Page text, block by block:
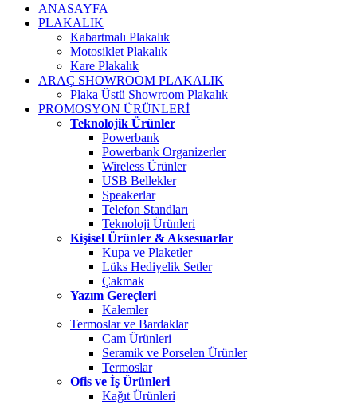
ANASAYFA
PLAKALIK
Kabartmalı Plakalık
Motosiklet Plakalık
Kare Plakalık
ARAÇ SHOWROOM PLAKALIK
Plaka Üstü Showroom Plakalık
PROMOSYON ÜRÜNLERİ
Teknolojik Ürünler
Powerbank
Powerbank Organizerler
Wireless Ürünler
USB Bellekler
Speakerlar
Telefon Standları
Teknoloji Ürünleri
Kişisel Ürünler & Aksesuarlar
Kupa ve Plaketler
Lüks Hediyelik Setler
Çakmak
Yazım Gereçleri
Kalemler
Termoslar ve Bardaklar
Cam Ürünleri
Seramik ve Porselen Ürünler
Termoslar
Ofis ve İş Ürünleri
Kağıt Ürünleri